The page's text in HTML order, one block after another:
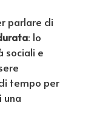
parlare di
: lo
sociali e
tempo per
una